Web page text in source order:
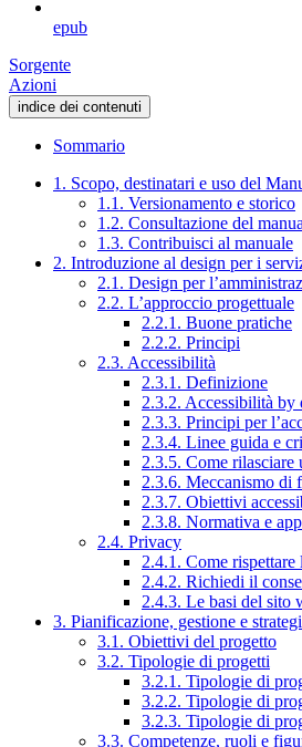
epub
Sorgente
Azioni
indice dei contenuti
Sommario
1. Scopo, destinatari e uso del
1.1. Versionamento e storico
1.2. Consultazione del
1.3. Contribuisci al manuale
2. Introduzione al design per i
2.1. Design per
2.2. L’approccio progettuale
2.2.1. Buone pratiche
2.2.2. Principi
2.3. Accessibilità
2.3.1. Definizione
2.3.2. Accessibilità by
2.3.3. Principi per
2.3.4. Linee guida e
2.3.5. Come rilasciare
2.3.6. Meccanismo di
2.3.7. Obiettivi
2.3.8. Normativa e
2.4. Privacy
2.4.1. Come
2.4.2. Richiedi il
2.4.3. Le basi del sito
3. Pianificazione, gestione e
3.1. Obiettivi del progetto
3.2. Tipologie di progetti
3.2.1. Tipologie di
3.2.2. Tipologie di
3.2.3. Tipologie di
3.3. Competenze, ruoli e